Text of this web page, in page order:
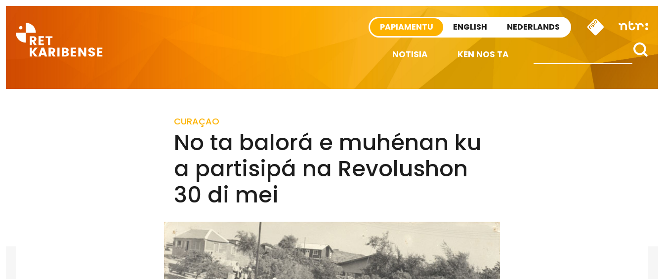
PAPIAMENTU ENGLISH NEDERLANDS
NOTISIA KEN NOS TA
CURAÇAO
No ta balorá e muhénan ku
a partisipá na Revolushon
30 di mei